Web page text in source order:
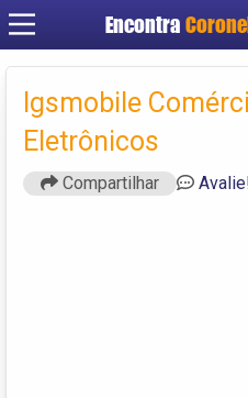
Encontra
Igsmobile
Eletrônicos
Compartilhar